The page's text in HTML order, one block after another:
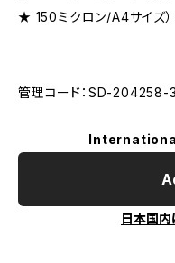
★ 150ミクロン/A4サイズ
管理コード：SD-
日本国